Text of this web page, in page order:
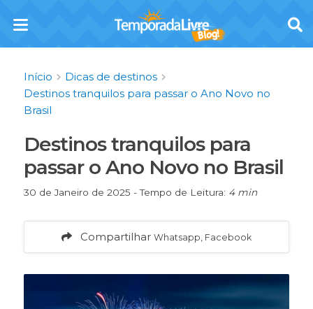
Início
Dicas de destinos
Destinos tranquilos para passar o Ano Novo no
Brasil
Destinos tranquilos para
passar o Ano Novo no Brasil
30 de Janeiro de 2025 - Tempo de Leitura: 4 min
Compartilhar Whatsapp, Facebook